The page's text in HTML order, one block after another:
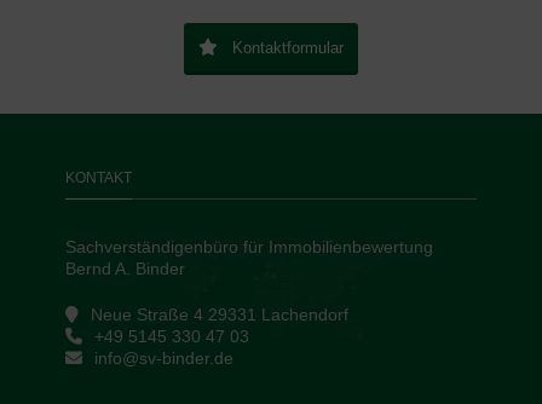
Kontaktformular
KONTAKT
Sachverständigenbüro für Immobilienbewertung
Bernd A. Binder
Neue Straße 4 29331 Lachendorf
+49 5145 330 47 03
info@sv-binder.de